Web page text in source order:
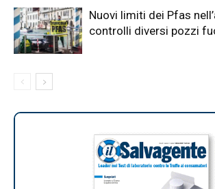
Nuovi limiti dei Pfas
controlli diversi pozzi